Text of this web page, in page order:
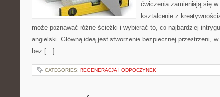
ćwiczenia zamieniają się w
kształcenie z
może poznawać różne ścieżki i wybierać to, co najbardziej
angielski. Główną ideą jest stworzenie bezpiecznej przestrzeni,
bez […]
CATEGORIES: REGENERACJA I ODPOCZYNEK